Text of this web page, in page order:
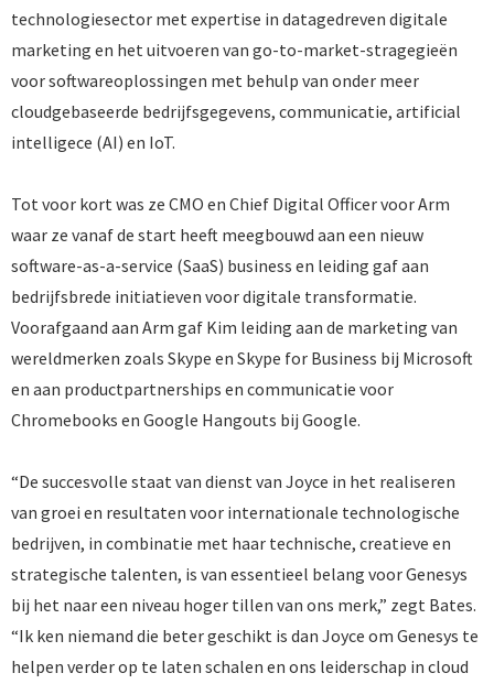
technologiesector met expertise in datagedreven digitale
marketing en het uitvoeren van go-to-market-stragegieën
voor softwareoplossingen met behulp van onder meer
cloudgebaseerde bedrijfsgegevens, communicatie, artificial
intelligece (AI) en IoT.
Tot voor kort was ze CMO en Chief Digital Officer voor Arm
waar ze vanaf de start heeft meegbouwd aan een nieuw
software-as-a-service (SaaS) business en leiding gaf aan
bedrijfsbrede initiatieven voor digitale transformatie.
Voorafgaand aan Arm gaf Kim leiding aan de marketing van
wereldmerken zoals Skype en Skype for Business bij Microsoft
en aan productpartnerships en communicatie voor
Chromebooks en Google Hangouts bij Google.
“De succesvolle staat van dienst van Joyce in het realiseren
van groei en resultaten voor internationale technologische
bedrijven, in combinatie met haar technische, creatieve en
strategische talenten, is van essentieel belang voor Genesys
bij het naar een niveau hoger tillen van ons merk,” zegt Bates.
“Ik ken niemand die beter geschikt is dan Joyce om Genesys te
helpen verder op te laten schalen en ons leiderschap in cloud